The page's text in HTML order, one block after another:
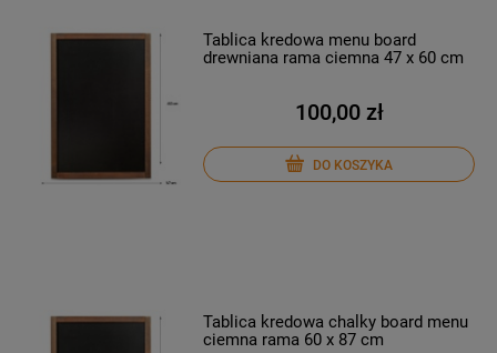
Tablica kredowa menu board
drewniana rama ciemna 47 x 60 cm
100,00 zł
DO KOSZYKA
Tablica kredowa chalky board menu
ciemna rama 60 x 87 cm